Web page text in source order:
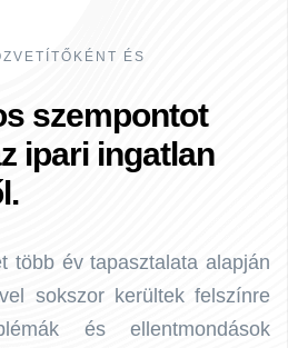
ÉS
szempontot
ipari ingatlan
több év tapasztalata alapján
sokszor kerültek felszínre
és ellentmondások